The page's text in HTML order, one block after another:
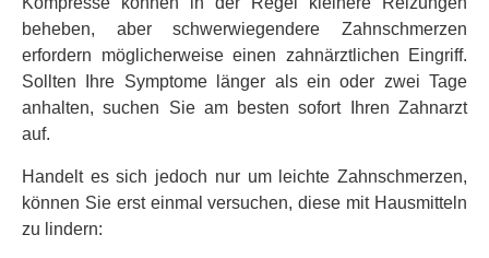
beheben, aber schwerwiegendere Zahnschmerzen
erfordern möglicherweise einen zahnärztlichen Eingriff.
Sollten Ihre Symptome länger als ein oder zwei Tage
anhalten, suchen Sie am besten sofort Ihren Zahnarzt
auf.
Handelt es sich jedoch nur um leichte Zahnschmerzen,
können Sie erst einmal versuchen, diese mit Hausmitteln
zu lindern: